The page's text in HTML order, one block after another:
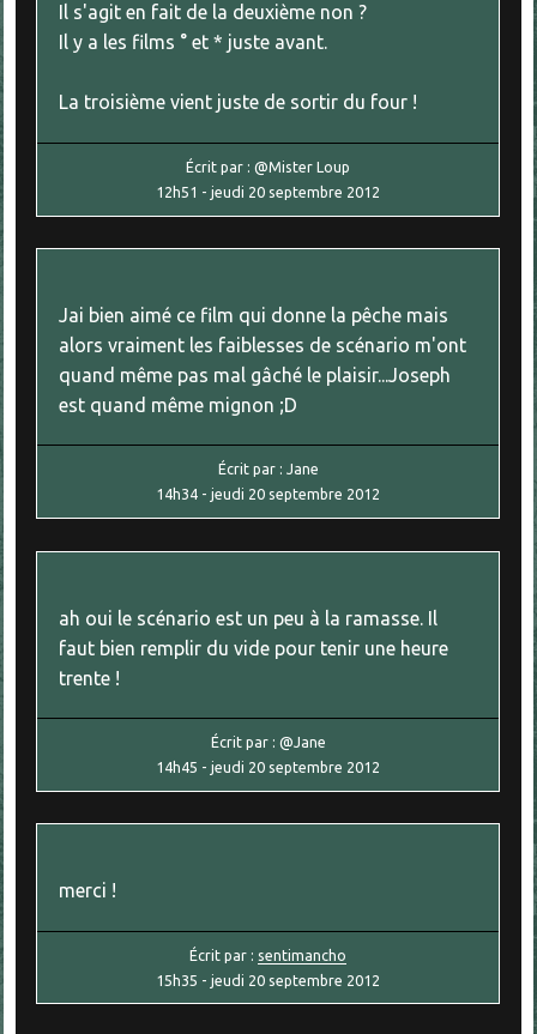
Il s'agit en fait de la deuxième non ?
Il y a les films ° et * juste avant.
La troisième vient juste de sortir du four !
Écrit par :@Mister Loup
12h51 -jeudi 20 septembre 2012
Jai bien aimé ce film qui donne la pêche mais
alors vraiment les faiblesses de scénario m'ont
quand même pas mal gâché le plaisir...Joseph
est quand même mignon ;D
Écrit par : Jane
14h34 -jeudi 20 septembre 2012
ah oui le scénario est un peu à la ramasse. Il
faut bien remplir du vide pour tenir une heure
trente !
Écrit par : @Jane
14h45 -jeudi 20 septembre 2012
merci !
Écrit par : sentimancho
15h35 -jeudi 20 septembre 2012